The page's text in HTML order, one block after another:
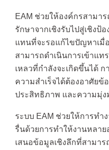
EAM ช่วยให้องค์กรสามา
รักษาจากเชิงรับไปสู่เชิงป้
แทนที่จะรอแก้ไขปัญหาเมื่
สามารถดำเนินการเข้าแ
เหลวที่กำลังจะเกิดขึ้นได้
ความสำเร็จได้ต้องอาศัย
ประสิทธิภาพ และความมุ่
ระบบ EAM ช่วยให้การทำ
รื่นด้วยการทำให้งานหลา
เสนอข้อมูลเชิงลึกที่สามาร